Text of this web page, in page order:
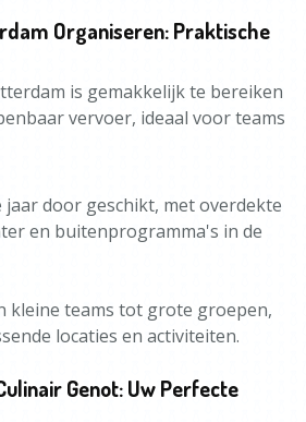
Organiseren: Praktische
is gemakkelijk te bereiken
vervoer, ideaal voor teams
jaar door geschikt, met overdekte
en buitenprogramma's in de
kleine teams tot grote groepen,
locaties en activiteiten.
Genot: Uw Perfecte